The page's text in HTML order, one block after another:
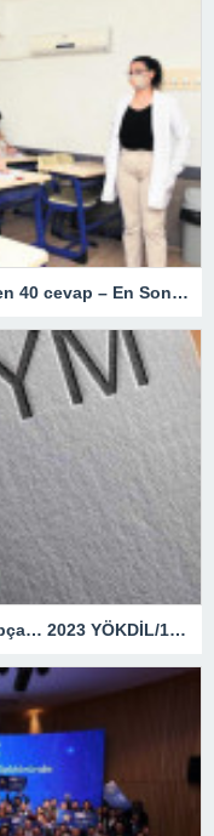
LGS’de merak edilen sorular! MEB’den 40 cevap – En Son Haberler
Sınav süresi ne kadar? İngilizce, Arapça… 2023 YÖKDİL/1 giriş belgesi ekranı